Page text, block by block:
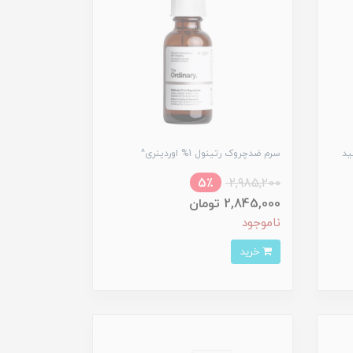
سرم ضدچروک رتینول 1% اوردینری^
2,985,200
5٪
2,845,000 تومان
ناموجود
خرید